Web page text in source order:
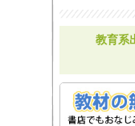
教育系